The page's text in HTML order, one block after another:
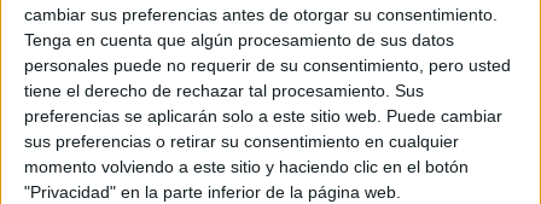
cambiar sus preferencias antes de otorgar su consentimiento.
Tenga en cuenta que algún procesamiento de sus datos
personales puede no requerir de su consentimiento, pero usted
tiene el derecho de rechazar tal procesamiento. Sus
preferencias se aplicarán solo a este sitio web. Puede cambiar
sus preferencias o retirar su consentimiento en cualquier
momento volviendo a este sitio y haciendo clic en el botón
"Privacidad" en la parte inferior de la página web.
Mapa
+
−